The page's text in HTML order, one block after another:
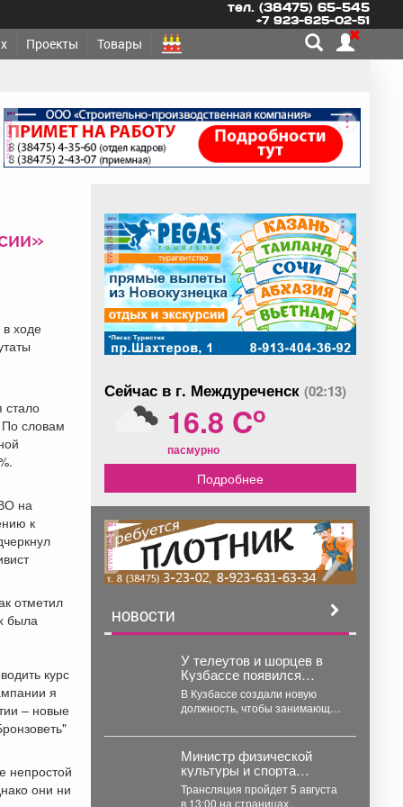
тел. (38475) 65-545
+7 923-625-02-51
Проекты Товары
реклама
ходе
стало
словам
на
к
отметил
была
курс
я
– новые
непростой
они ни
реклама
Сейчас в г. Междуреченск (02:13)
16.8 Co
пасмурно
Подробнее
реклама
НОВОСТИ
У телеутов и шорцев в
Кузбассе появился
собственный
замминистра
В Кузбассе создали новую
должность, чтобы занимающий
проблемыаборигенов. Павел
Плешкань назначен...
Министр физической
культуры и спорта
Кузбасса Денис Ведягин
расскажет о развитии
Трансляция пройдет 5 августа
в 13:00 на страницах